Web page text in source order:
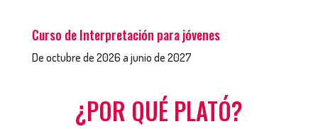
Curso de Interpretación para jóvenes
De octubre de 2026 a junio de 2027
¿POR QUÉ PLATÓ?